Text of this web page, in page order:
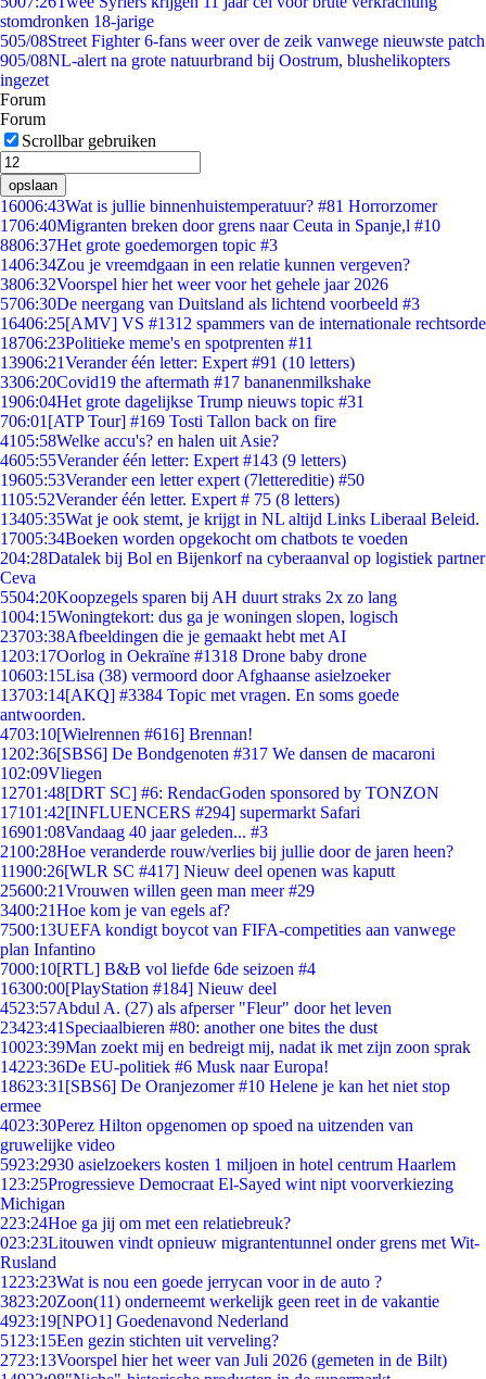
stomdronken 18-jarige
505/08Street Fighter 6-fans weer over de zeik vanwege nieuwste patch
905/08NL-alert na grote natuurbrand bij Oostrum, blushelikopters
ingezet
Forum
Forum
Scrollbar gebruiken
opslaan
16006:43Wat is jullie binnenhuistemperatuur? #81 Horrorzomer
1706:40Migranten breken door grens naar Ceuta in Spanje,l #10
8806:37Het grote goedemorgen topic #3
1406:34Zou je vreemdgaan in een relatie kunnen vergeven?
3806:32Voorspel hier het weer voor het gehele jaar 2026
5706:30De neergang van Duitsland als lichtend voorbeeld #3
16406:25[AMV] VS #1312 spammers van de internationale rechtsorde
18706:23Politieke meme's en spotprenten #11
13906:21Verander één letter: Expert #91 (10 letters)
3306:20Covid19 the aftermath #17 bananenmilkshake
1906:04Het grote dagelijkse Trump nieuws topic #31
706:01 [ATP Tour] #169 Tosti Tallon back on fire
4105:58Welke accu's? en halen uit Asie?
4605:55Verander één letter: Expert #143 (9 letters)
19605:53Verander een letter expert (7lettereditie) #50
1105:52Verander één letter. Expert # 75 (8 letters)
13405:35Wat je ook stemt, je krijgt in NL altijd Links Liberaal Beleid.
17005:34Boeken worden opgekocht om chatbots te voeden
204:28Datalek bij Bol en Bijenkorf na cyberaanval op logistiek partner
Ceva
5504:20Koopzegels sparen bij AH duurt straks 2x zo lang
1004:15Woningtekort: dus ga je woningen slopen, logisch
23703:38Afbeeldingen die je gemaakt hebt met AI
1203:17Oorlog in Oekraïne #1318 Drone baby drone
10603:15Lisa (38) vermoord door Afghaanse asielzoeker
13703:14[AKQ] #3384 Topic met vragen. En soms goede
antwoorden.
4703:10[Wielrennen #616] Brennan!
1202:36[SBS6] De Bondgenoten #317 We dansen de macaroni
102:09Vliegen
12701:48[DRT SC] #6: RendacGoden sponsored by TONZON
17101:42[INFLUENCERS #294] supermarkt Safari
16901:08Vandaag 40 jaar geleden... #3
2100:28Hoe veranderde rouw/verlies bij jullie door de jaren heen?
11900:26[WLR SC #417] Nieuw deel openen was kaputt
25600:21Vrouwen willen geen man meer #29
3400:21Hoe kom je van egels af?
7500:13UEFA kondigt boycot van FIFA-competities aan vanwege
plan Infantino
7000:10[RTL] B&B vol liefde 6de seizoen #4
16300:00[PlayStation #184] Nieuw deel
4523:57Abdul A. (27) als afperser "Fleur" door het leven
23423:41 Speciaalbieren #80: another one bites the dust
10023:39Man zoekt mij en bedreigt mij, nadat ik met zijn zoon sprak
14223:36De EU-politiek #6 Musk naar Europa!
18623:31 [SBS6] De Oranjezomer #10 Helene je kan het niet stop
ermee
4023:30Perez Hilton opgenomen op spoed na uitzenden van
gruwelijke video
5923:2930 asielzoekers kosten 1 miljoen in hotel centrum Haarlem
1 23:25Progressieve Democraat El-Sayed wint nipt voorverkiezing
Michigan
223:24Hoe ga jij om met een relatiebreuk?
023:23Litouwen vindt opnieuw migrantentunnel onder grens met Wit-
Rusland
1223:23Wat is nou een goede jerrycan voor in de auto ?
3823:20Zoon(11) onderneemt werkelijk geen reet in de vakantie
4923:19[NPO1] Goedenavond Nederland
51 23:15Een gezin stichten uit verveling?
2723:13Voorspel hier het weer van Juli 2026 (gemeten in de Bilt)